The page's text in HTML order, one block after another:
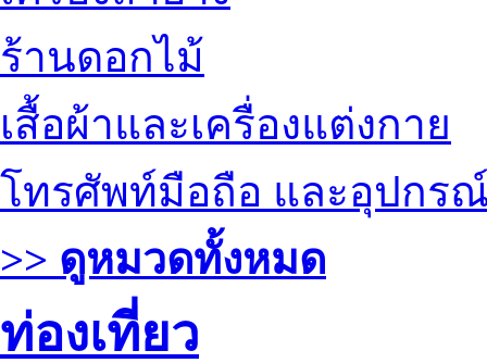
ร้านดอกไม้
เสื้อผ้าและเครื่องแต่งกาย
โทรศัพท์มือถือ และอุปกร
>> ดูหมวดทั้งหมด
ท่องเที่ยว